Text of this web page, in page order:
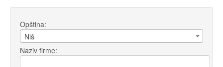
Opština:
Niš
Naziv firme: